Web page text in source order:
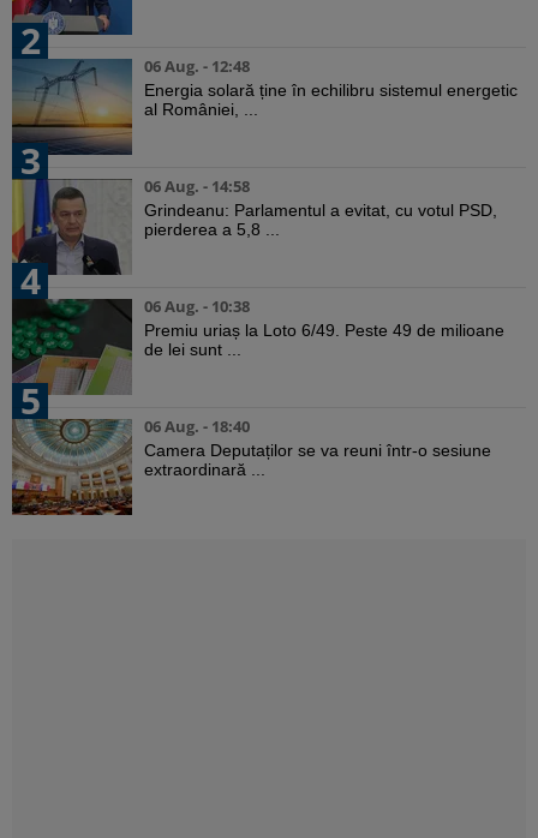
2
06 Aug. - 12:48
Energia solară ține în echilibru sistemul energetic
al României, ...
3
06 Aug. - 14:58
Grindeanu: Parlamentul a evitat, cu votul PSD,
pierderea a 5,8 ...
4
06 Aug. - 10:38
Premiu uriaș la Loto 6/49. Peste 49 de milioane
de lei sunt ...
5
06 Aug. - 18:40
Camera Deputaților se va reuni într-o sesiune
extraordinară ...